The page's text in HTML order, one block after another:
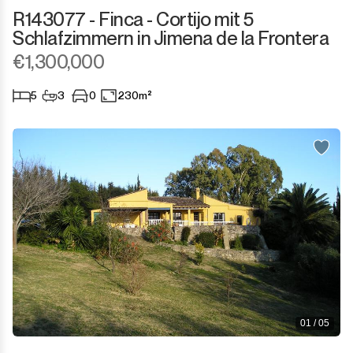
Marbella
Monda
Monte Halcones
Pueblo Nuevo de Guadiaro
Puerto Banús
Punta Chullera
Ronda
San Diego
Speicher
Nachtclub
Lagerhaus
Gewerbe
Anlegeplatz
Kiosk
Friseure
Aparthotel
R143077 - Finca - Cortijo mit 5
Schlafzimmern in Jimena de la Frontera
€1,300,000
5 3 0 230m²
01 / 05